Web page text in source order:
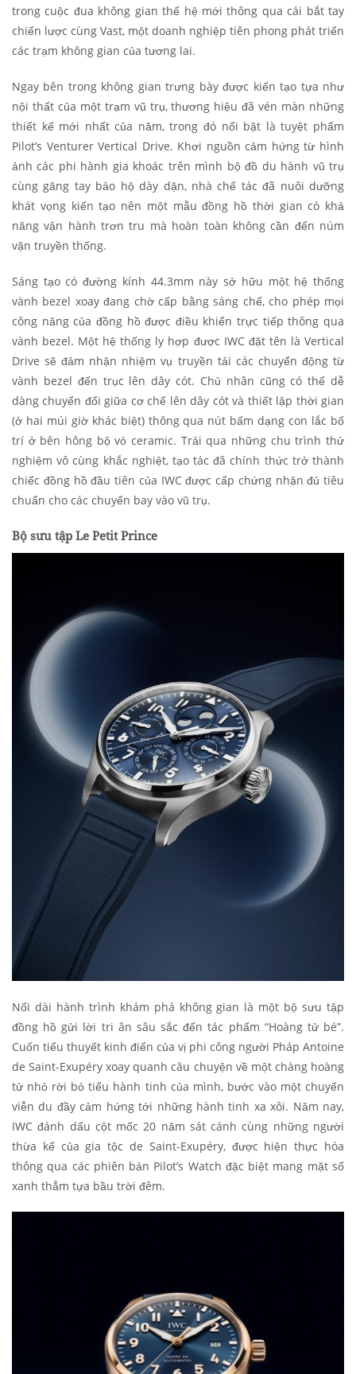
trong cuộc đua không gian thế hệ mới thông qua cái bắt tay
chiến lược cùng Vast, một doanh nghiệp tiên phong phát triển
các trạm không gian của tương lai.
Ngay bên trong không gian trưng bày được kiến tạo tựa như
nội thất của một trạm vũ trụ, thương hiệu đã vén màn những
thiết kế mới nhất của năm, trong đó nổi bật là tuyệt phẩm
Pilot’s Venturer Vertical Drive. Khơi nguồn cảm hứng từ hình
ảnh các phi hành gia khoác trên mình bộ đồ du hành vũ trụ
cùng găng tay bảo hộ dày dặn, nhà chế tác đã nuôi dưỡng
khát vọng kiến tạo nên một mẫu đồng hồ thời gian có khả
năng vận hành trơn tru mà hoàn toàn không cần đến núm
vặn truyền thống.
Sáng tạo có đường kính 44.3mm này sở hữu một hệ thống
vành bezel xoay đang chờ cấp bằng sáng chế, cho phép mọi
công năng của đồng hồ được điều khiển trực tiếp thông qua
vành bezel. Một hệ thống ly hợp được IWC đặt tên là Vertical
Drive sẽ đảm nhận nhiệm vụ truyền tải các chuyển động từ
vành bezel đến trục lên dây cót. Chủ nhân cũng có thể dễ
dàng chuyển đổi giữa cơ chế lên dây cót và thiết lập thời gian
(ở hai múi giờ khác biệt) thông qua nút bấm dạng con lắc bố
trí ở bên hông bộ vỏ ceramic. Trải qua những chu trình thử
nghiệm vô cùng khắc nghiệt, tạo tác đã chính thức trở thành
chiếc đồng hồ đầu tiên của IWC được cấp chứng nhận đủ tiêu
chuẩn cho các chuyến bay vào vũ trụ.
Bộ sưu tập Le Petit Prince
Nối dài hành trình khám phá không gian là một bộ sưu tập
đồng hồ gửi lời tri ân sâu sắc đến tác phẩm “Hoàng tử bé”.
Cuốn tiểu thuyết kinh điển của vị phi công người Pháp Antoine
de Saint-Exupéry xoay quanh câu chuyện về một chàng hoàng
tử nhỏ rời bỏ tiểu hành tinh của mình, bước vào một chuyến
viễn du đầy cảm hứng tới những hành tinh xa xôi. Năm nay,
IWC đánh dấu cột mốc 20 năm sát cánh cùng những người
thừa kế của gia tộc de Saint-Exupéry, được hiện thực hóa
thông qua các phiên bản Pilot’s Watch đặc biệt mang mặt số
xanh thẳm tựa bầu trời đêm.